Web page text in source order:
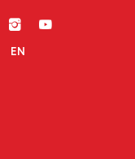
i y
EN